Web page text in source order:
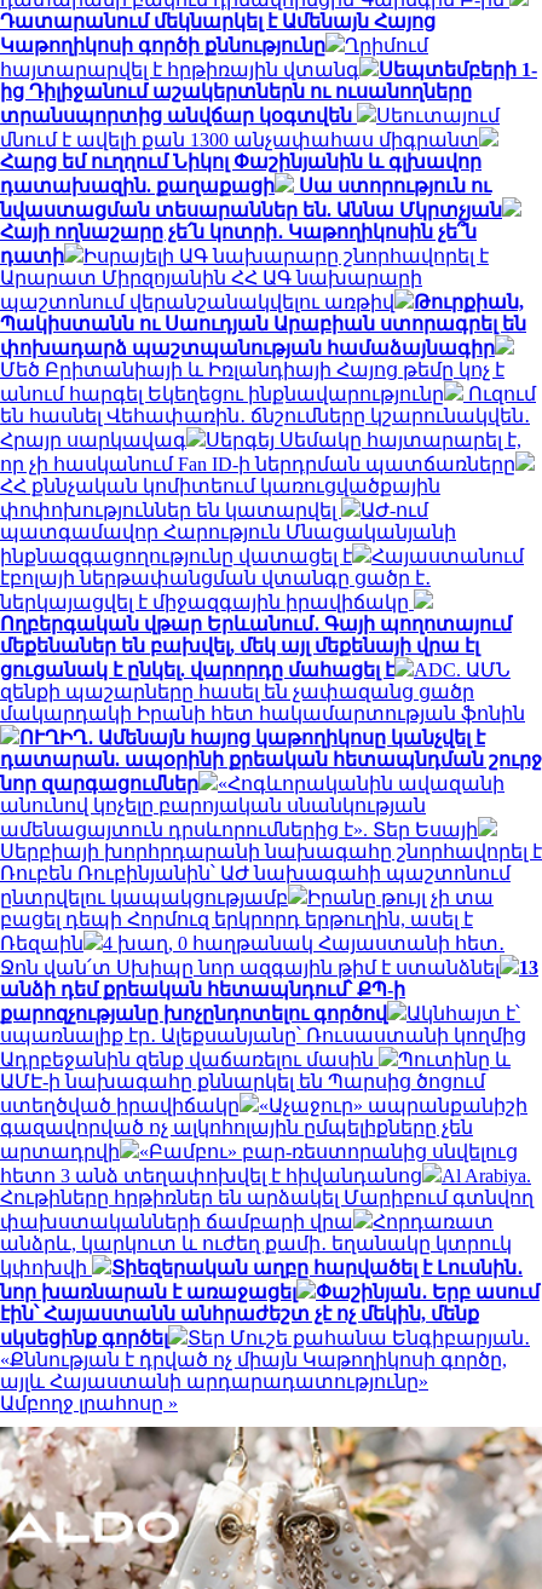
Դատարանում մեկնարկել է Ամենայն Հայոց
Կաթողիկոսի գործի քննությունը
Ղրիմում
հայտարարվել է հրթիռային վտանգ
Սեպտեմբերի 1-
ից Դիլիջանում աշակերտներն ու ուսանողները
տրանսպորտից անվճար կօգտվեն
Սեուտայում
մնում է ավելի քան 1300 անչափահաս միգրանտ
Հարց եմ ուղղում Նիկոլ Փաշինյանին և գլխավոր
դատախազին. քաղաքացի
Սա ստորություն ու
նվաստացման տեսարաններ են. Աննա Մկրտչյան
Հայի ողնաշարը չե՛ն կոտրի․ Կաթողիկոսին չե՞ն
դատի
Իսրայելի ԱԳ նախարարը շնորհավորել է
Արարատ Միրզոյանին ՀՀ ԱԳ նախարարի
պաշտոնում վերանշանակվելու առթիվ
Թուրքիան,
Պակիստանն ու Սաուդյան Արաբիան ստորագրել են
փոխադարձ պաշտպանության համաձայնագիր
Մեծ Բրիտանիայի և Իռլանդիայի Հայոց թեմը կոչ է
անում հարգել Եկեղեցու ինքնավարությունը
Ուզում
են հասնել Վեհափառին․ ճնշումները կշարունակվեն․
Հրայր սարկավագ
Սերգեյ Սեմակը հայտարարել է,
որ չի հասկանում Fan ID-ի ներդրման պատճառները
ՀՀ քննչական կոմիտեում կառուցվածքային
փոփոխություններ են կատարվել
ԱԺ-ում
պատգամավոր Հարություն Մնացականյանի
ինքնազգացողությունը վատացել է
Հայաստանում
էբոլայի ներթափանցման վտանգը ցածր է․
ներկայացվել է միջազգային իրավիճակը
Ողբերգական վթար Երևանում․ Գայի պողոտայում
մեքենաներ են բախվել, մեկ այլ մեքենայի վրա էլ
ցուցանակ է ընկել. վարորդը մահացել է
ADC. ԱՄՆ
զենքի պաշարները հասել են չափազանց ցածր
մակարդակի Իրանի հետ հակամարտության ֆոնին
ՈՒՂԻՂ․ Ամենայն հայոց կաթողիկոսը կանչվել է
դատարան. ապօրինի քրեական հետապնդման շուրջ
նոր զարգացումներ
«Հոգևորականին ավազանի
անունով կոչելը բարոյական սնանկության
ամենացայտուն դրսևորումներից է». Տեր Եսայի
Սերբիայի խորհրդարանի նախագահը շնորհավորել է
Ռուբեն Ռուբինյանին՝ ԱԺ նախագահի պաշտոնում
ընտրվելու կապակցությամբ
Իրանը թույլ չի տա
բացել դեպի Հորմուզ երկրորդ երթուղին, ասել է
Ռեզաին
4 խաղ, 0 հաղթանակ Հայաստանի հետ․
Ջոն վան՛տ Սխիպը նոր ազգային թիմ է ստանձնել
13
անձի դեմ քրեական հետապնդում՝ ՔՊ-ի
քարոզչությանը խոչընդոտելու գործով
Ակնհայտ է՝
սպառնալիք էր․ Ալեքսանյանը՝ Ռուսաստանի կողմից
Ադրբեջանին զենք վաճառելու մասին
Պուտինը և
ԱՄԷ-ի նախագահը քննարկել են Պարսից ծոցում
ստեղծված իրավիճակը
«Աչաջուր» ապրանքանիշի
գազավորված ոչ ալկոհոլային ըմպելիքները չեն
արտադրվի
«Բամբու» բար-ռեստորանից սնվելուց
հետո 3 անձ տեղափոխվել է հիվանդանոց
Al Arabiya.
Հութիները հրթիռներ են արձակել Մարիբում գտնվող
փախստականների ճամբարի վրա
Հորդառատ
անձրև, կարկուտ և ուժեղ քամի․ եղանակը կտրուկ
կփոխվի
Տիեզերական աղբը հարվածել է Լուսնին․
նոր խառնարան է առաջացել
Փաշինյան․ Երբ ասում
էին՝ Հայաստանն անհրաժեշտ չէ ոչ մեկին, մենք
սկսեցինք գործել
Տեր Մուշե քահանա Ենգիբարյան․
«Քննության է դրված ոչ միայն Կաթողիկոսի գործը,
այլև Հայաստանի արդարադատությունը»
Ամբողջ լրահոսը »